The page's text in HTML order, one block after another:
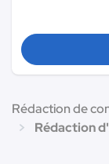
Rédaction de
Rédaction